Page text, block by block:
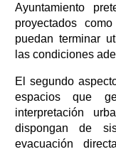
Ayuntamiento
proyectados
puedan terminar
las condiciones
El segundo
espacios que
interpretación
dispongan de
evacuación